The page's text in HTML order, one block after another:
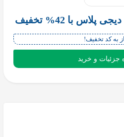
به کد تخفیف!
جزئیات و خرید